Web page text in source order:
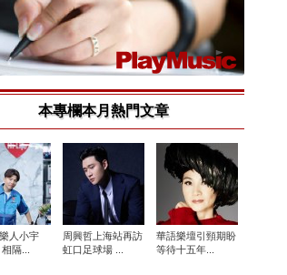
本專欄本月熱門文章
人小宇
隔...
周興哲上海站再訪
虹口足球場 ...
華語樂壇引頸期盼
等待十五年...